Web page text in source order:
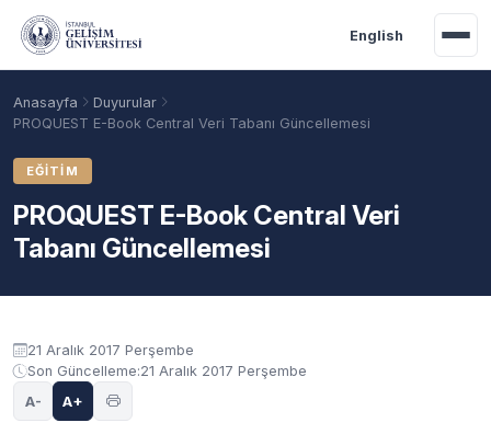
Ana içeriğe geç
English
Akademik Takvim Burslar Taban Puanlar
Anasayfa
Duyurular
PROQUEST E-Book Central Veri Tabanı Güncellemesi
EĞITIM
PROQUEST E-Book Central Veri
Tabanı Güncellemesi
Duyuru içeriği
21 Aralık 2017 Perşembe
Son Güncelleme:21 Aralık 2017 Perşembe
A- A+